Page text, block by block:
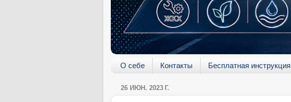
О себе Контакты Бесплатная инструкция
26 ИЮН. 2023 Г.